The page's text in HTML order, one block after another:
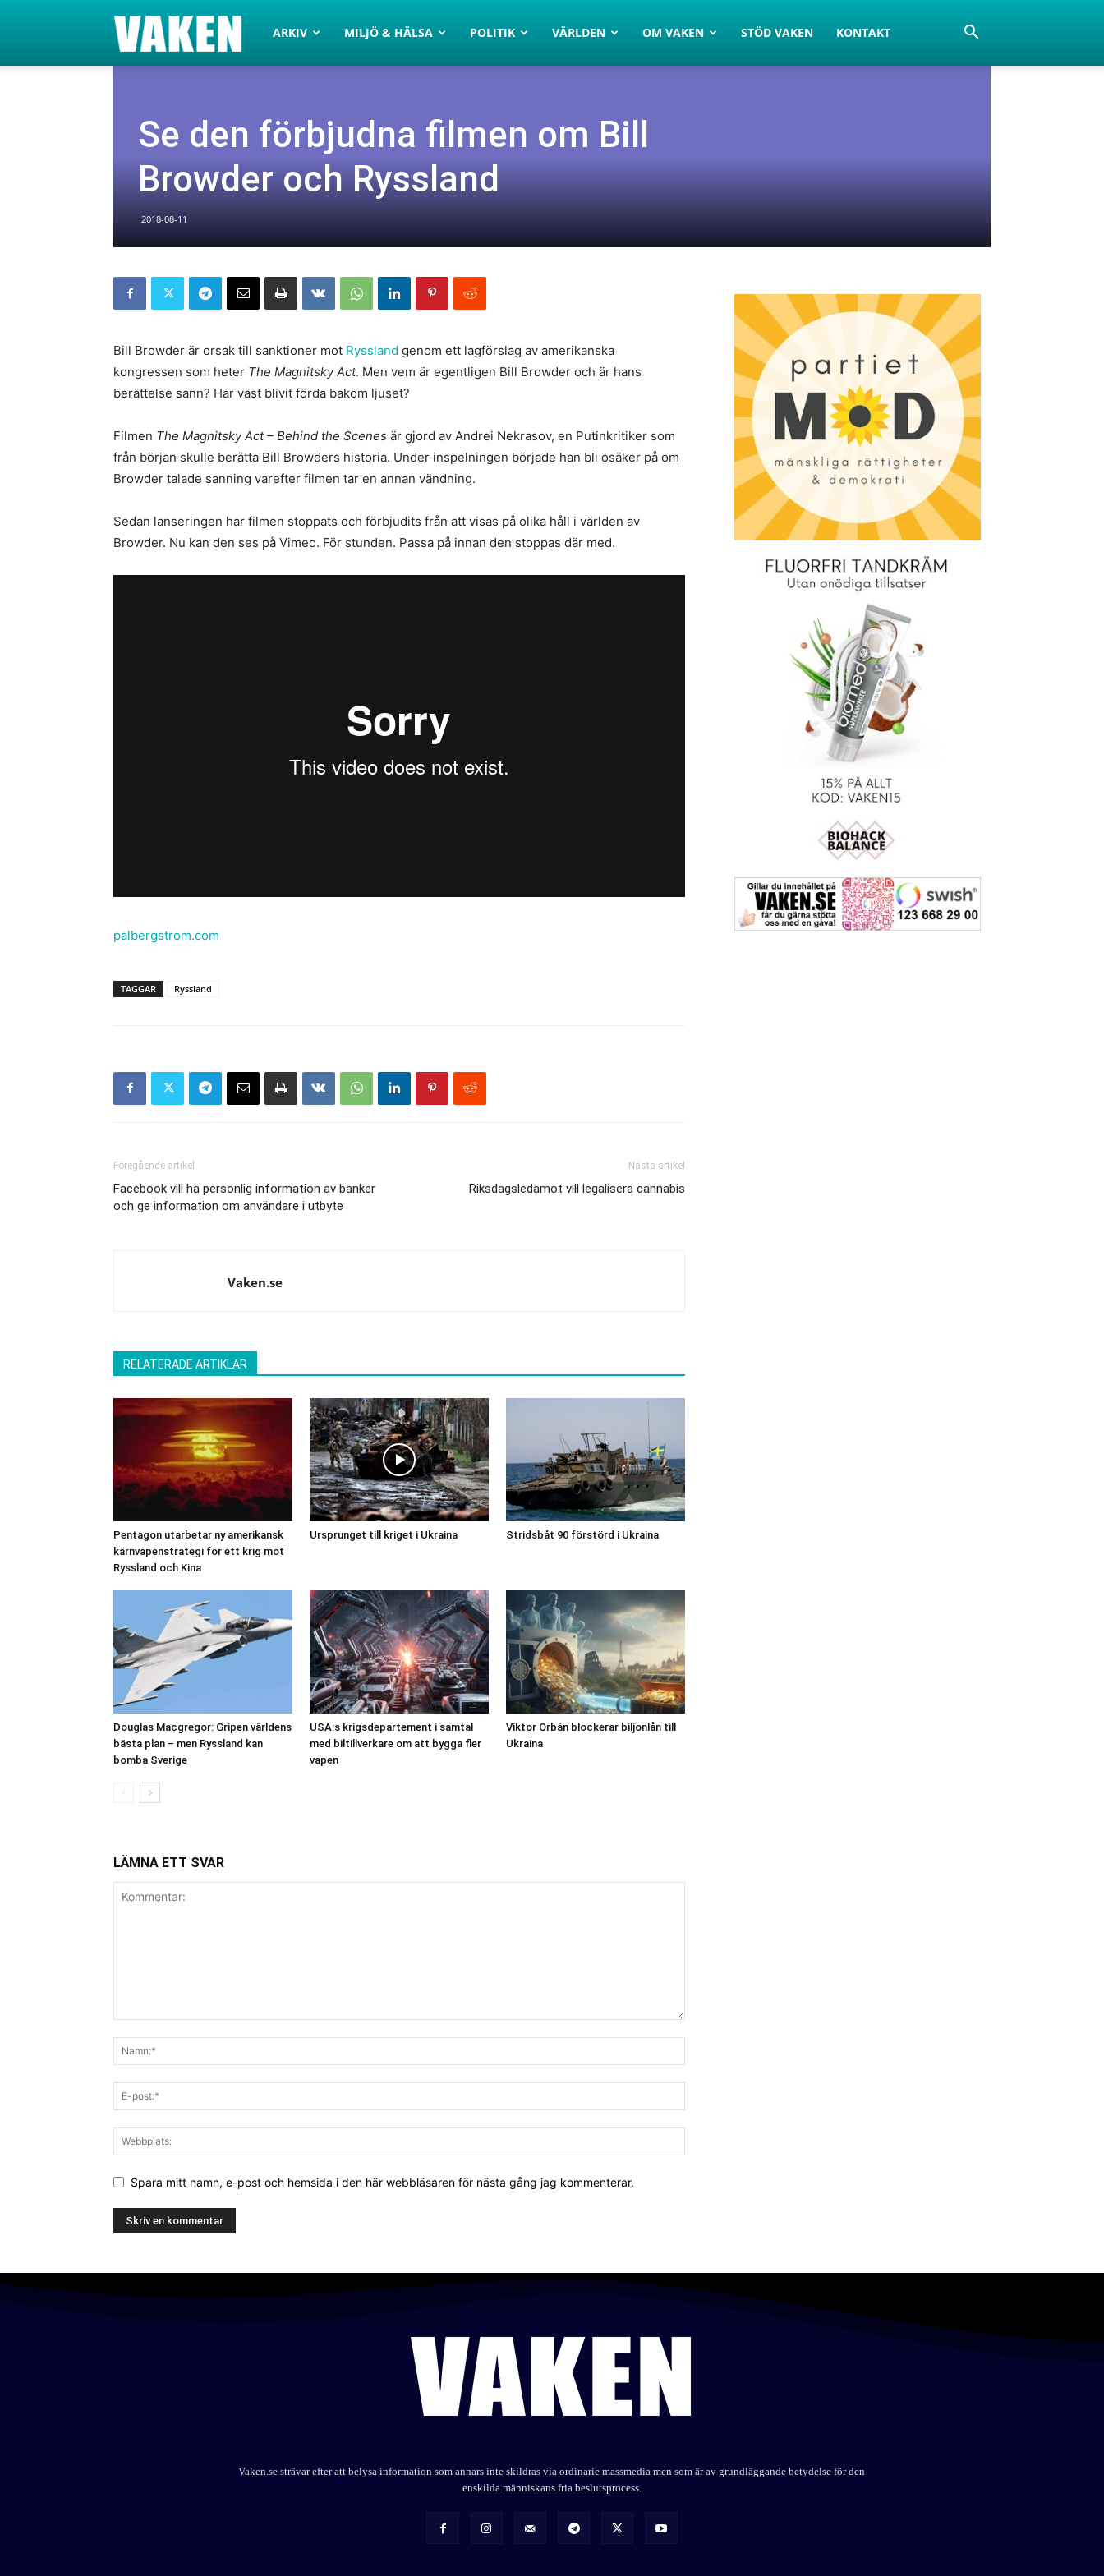
VAKEN.se
ARKIV MILJÖ & HÄLSA POLITIK VÄRLDEN OM VAKEN STÖD VAKEN KONTAKT
Se den förbjudna filmen om Bill
Browder och Ryssland
2018-08-11
Bill Browder är orsak till sanktioner mot Ryssland genom ett lagförslag av amerikanska
kongressen som heter The Magnitsky Act. Men vem är egentligen Bill Browder och är hans
berättelse sann? Har väst blivit förda bakom ljuset?
Filmen The Magnitsky Act – Behind the Scenes är gjord av Andrei Nekrasov, en Putinkritiker som
från början skulle berätta Bill Browders historia. Under inspelningen började han bli osäker på om
Browder talade sanning varefter filmen tar en annan vändning.
Sedan lanseringen har filmen stoppats och förbjudits från att visas på olika håll i världen av
Browder. Nu kan den ses på Vimeo. För stunden. Passa på innan den stoppas där med.
palbergstrom.com
TAGGAR Ryssland
Föregående artikel
Facebook vill ha personlig information av banker
och ge information om användare i utbyte
Nästa artikel
Riksdagsledamot vill legalisera cannabis
Vaken.se
RELATERADE ARTIKLAR
Pentagon utarbetar ny amerikansk
kärnvapenstrategi för ett krig mot
Ryssland och Kina
Ursprunget till kriget i Ukraina Stridsbåt 90 förstörd i Ukraina
Douglas Macgregor: Gripen världens
bästa plan – men Ryssland kan
bomba Sverige
USA:s krigsdepartement i samtal
med biltillverkare om att bygga fler
vapen
Viktor Orbán blockerar biljonlån till
Ukraina
LÄMNA ETT SVAR
Spara mitt namn, e-post och hemsida i den här webbläsaren för nästa gång jag kommenterar.
Vaken.se strävar efter att belysa information som annars inte skildras via ordinarie massmedia men som är av grundläggande betydelse för den
enskilda människans fria beslutsprocess.